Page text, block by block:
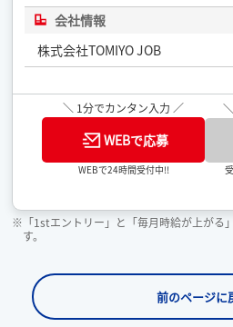
会社情報
株式会社TOMIYO JOB
＼ 1分でカンタン入力 ／
WEBで応募
WEBで24時間受付中!!
※「1stエントリー」と「毎月時給が上がる
す。
前のページに